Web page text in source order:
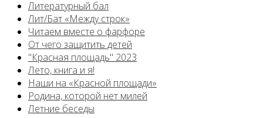
Литературный бал
Лит/Бат «Между строк»
Читаем вместе о фарфоре
От чего защитить детей
"Красная площадь" 2023
Лето, книга и я!
Наши на «Красной площади»
Родина, которой нет милей
Летние беседы